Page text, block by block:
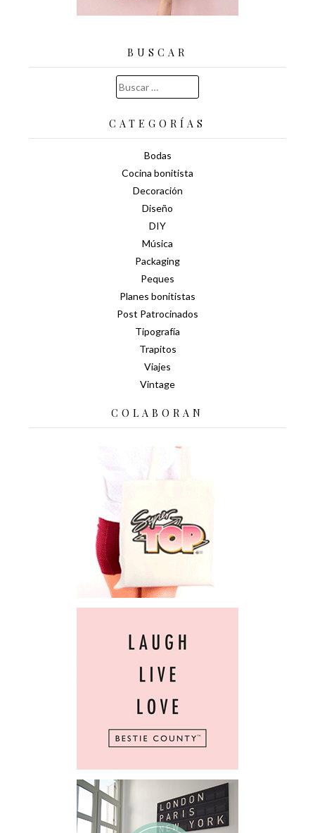
BUSCAR
Buscar:
CATEGORÍAS
Bodas
Cocina bonitista
Decoración
Diseño
DIY
Música
Packaging
Peques
Planes bonitistas
Post Patrocinados
Tipografía
Trapitos
Viajes
Vintage
COLABORAN